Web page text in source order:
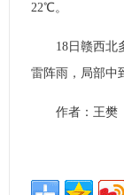
22℃。
18日赣西北多
雷阵雨，局部中
作者：王樊